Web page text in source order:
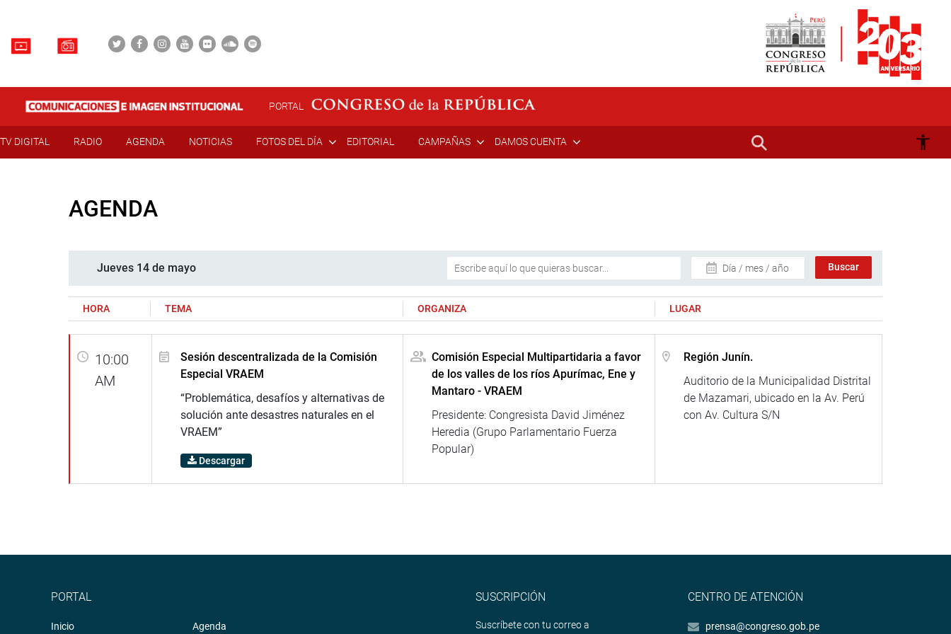
PORTAL
TV DIGITAL RADIO AGENDA NOTICIAS FOTOS DEL DÍA EDITORIAL CAMPAÑAS DAMOS CUENTA
AGENDA
Jueves 14 de mayo Día / mes / año
HORA TEMA ORGANIZA LUGAR
10:00
AM
Sesión descentralizada de la Comisión
Especial VRAEM
“Problemática, desafíos y alternativas de
solución ante desastres naturales en el
VRAEM”
Descargar
Comisión Especial Multipartidaria a favor
de los valles de los ríos Apurímac, Ene y
Mantaro - VRAEM
Presidente: Congresista David Jiménez
Heredia (Grupo Parlamentario Fuerza
Popular)
Región Junín.
Auditorio de la Municipalidad Distrital
de Mazamari, ubicado en la Av. Perú
con Av. Cultura S/N
PORTAL
Inicio Agenda
SUSCRIPCIÓN
Suscríbete con tu correo a
CENTRO DE ATENCIÓN
prensa@congreso.gob.pe